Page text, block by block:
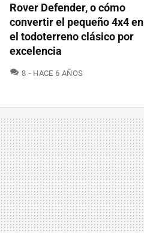
Rover Defender, o cómo
convertir el pequeño 4x4 en
el todoterreno clásico por
excelencia
8 COMENTARIOS
HACE 6 AÑOS